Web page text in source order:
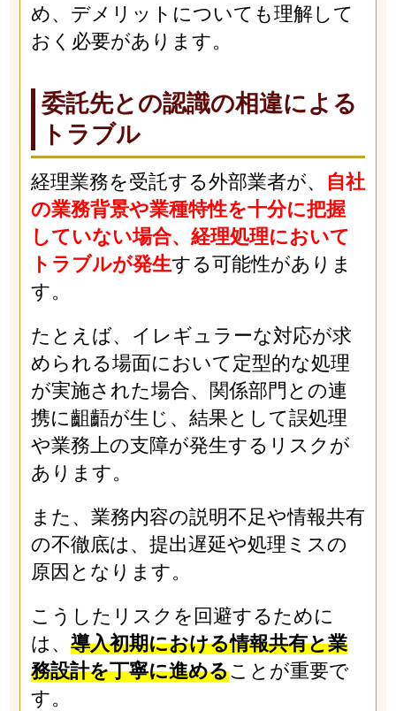
め、デメリットについても理解して
おく必要があります。
委託先との認識の相違による
トラブル
経理業務を受託する外部業者が、
自社
の業務背景や業種特性を十分に把握
していない場合、経理処理において
トラブルが発生する可能性がありま
す。
たとえば、イレギュラーな対応が求
められる場面において定型的な処理
が実施された場合、関係部門との連
携に齟齬が生じ、結果として誤処理
や業務上の支障が発生するリスクが
あります。
また、業務内容の説明不足や情報共有
の不徹底は、提出遅延や処理ミスの
原因となります。
こうしたリスクを回避するために
は、 導入初期における情報共有と業
務設計を丁寧に進めることが重要で
す。